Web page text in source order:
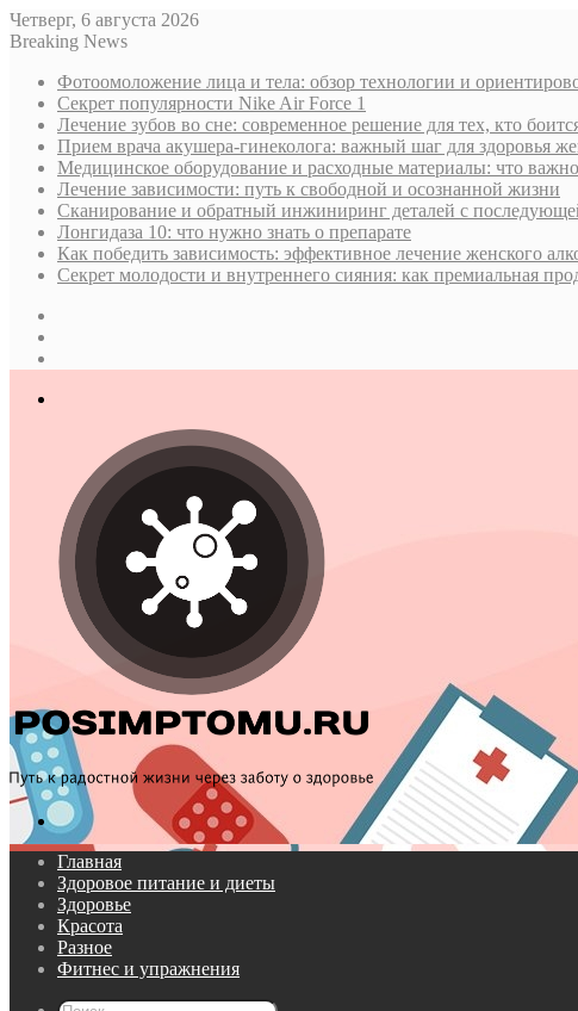
Четверг, 6 августа 2026
Breaking News
Фотоомоложение лица и тела: обзор технологии и
Секрет популярности Nike Air Force 1
Лечение зубов во сне: современное решение для тех, кто
Прием врача акушера-гинеколога: важный шаг для здоровья
Медицинское оборудование и расходные материалы: что
Лечение зависимости: путь к свободной и осознанной жизни
Сканирование и обратный инжиниринг деталей с
Лонгидаза 10: что нужно знать о препарате
Как победить зависимость: эффективное лечение женского
Секрет молодости и внутреннего сияния: как премиальная
Поиск...
Главная
Здоровое питание и диеты
Здоровье
Красота
Разное
Фитнес и упражнения